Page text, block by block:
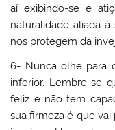
aí exibindo-se e
naturalidade aliada
nos protegem da
6- Nunca olhe para
inferior. Lembre-se
feliz e não tem
sua firmeza é que